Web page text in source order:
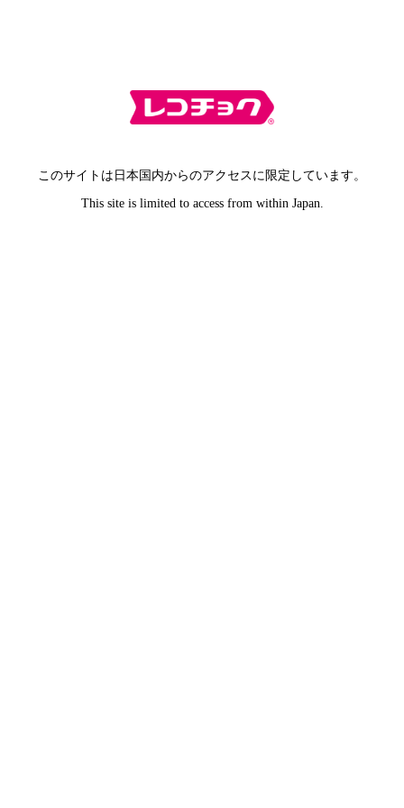
このサイトは日本国内からのアクセスに限定しています。
This site is limited to access from within Japan.